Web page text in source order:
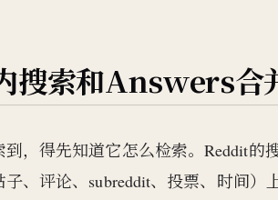
索和Answers合
到，得先知道它怎么检索。Reddit
、评论、subreddit、投票、时间